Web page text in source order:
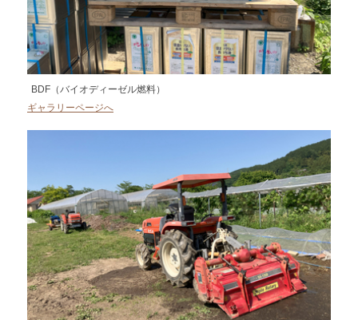
BDF（バイオディーゼル燃料）
ギャラリーページへ